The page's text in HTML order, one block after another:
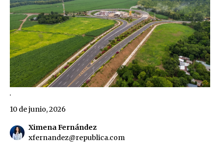
.
Ximena Fernández
xfernandez@republica.com
10 de junio, 2026